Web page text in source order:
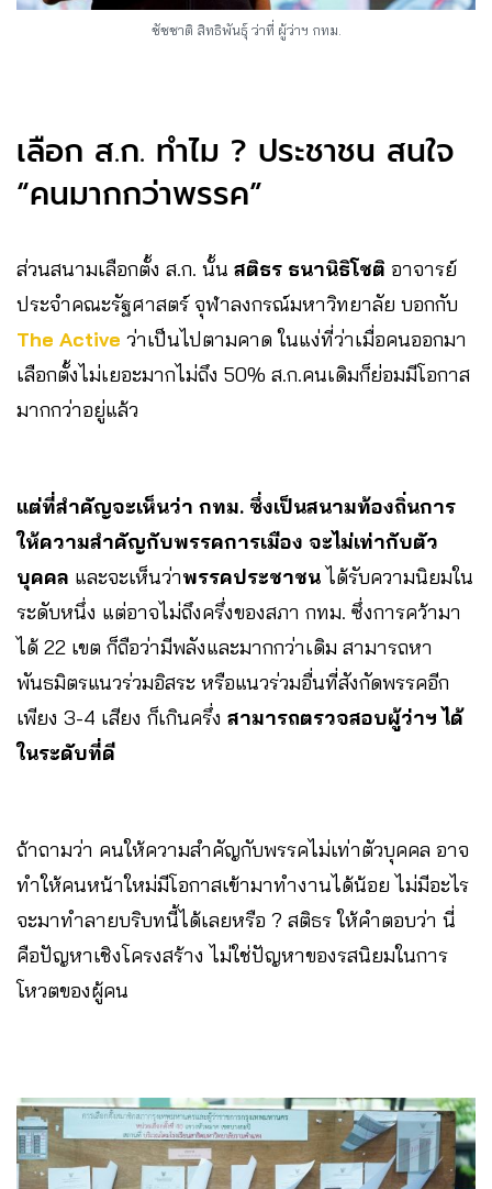
ชัชชาติ สิทธิพันธุ์ ว่าที่ ผู้ว่าฯ กทม.
เลือก ส.ก. ทำไม ? ประชาชน สนใจ
“คนมากกว่าพรรค”
ส่วนสนามเลือกตั้ง ส.ก. นั้น สติธร ธนานิธิโชติ อาจารย์
ประจำคณะรัฐศาสตร์ จุฬาลงกรณ์มหาวิทยาลัย บอกกับ
The Active ว่าเป็นไปตามคาด ในแง่ที่ว่าเมื่อคนออกมา
เลือกตั้งไม่เยอะมากไม่ถึง 50% ส.ก.คนเดิมก็ย่อมมีโอกาส
มากกว่าอยู่แล้ว
แต่ที่สำคัญจะเห็นว่า กทม. ซึ่งเป็นสนามท้องถิ่นการ
ให้ความสำคัญกับพรรคการเมือง จะไม่เท่ากับตัว
บุคคล และจะเห็นว่าพรรคประชาชน ได้รับความนิยมใน
ระดับหนึ่ง แต่อาจไม่ถึงครึ่งของสภา กทม. ซึ่งการคว้ามา
ได้ 22 เขต ก็ถือว่ามีพลังและมากกว่าเดิม สามารถหา
พันธมิตรแนวร่วมอิสระ หรือแนวร่วมอื่นที่สังกัดพรรคอีก
เพียง 3-4 เสียง ก็เกินครึ่ง สามารถตรวจสอบผู้ว่าฯ ได้
ในระดับที่ดี
ถ้าถามว่า คนให้ความสำคัญกับพรรคไม่เท่าตัวบุคคล อาจ
ทำให้คนหน้าใหม่มีโอกาสเข้ามาทำงานได้น้อย ไม่มีอะไร
จะมาทำลายบริบทนี้ได้เลยหรือ ? สติธร ให้คำตอบว่า นี่
คือปัญหาเชิงโครงสร้าง ไม่ใช่ปัญหาของรสนิยมในการ
โหวตของผู้คน